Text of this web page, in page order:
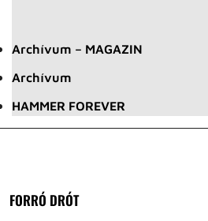
Archívum – MAGAZIN
Archívum
HAMMER FOREVER
FORRÓ DRÓT